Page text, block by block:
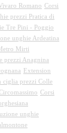
Romano Corsi
prezzi Pratica di
Tre Pini - Poggio
unghie Ardeatina
Mirti
prezzi Anagnina
Extension
ciglia prezzi Colle
Corsi
unghie